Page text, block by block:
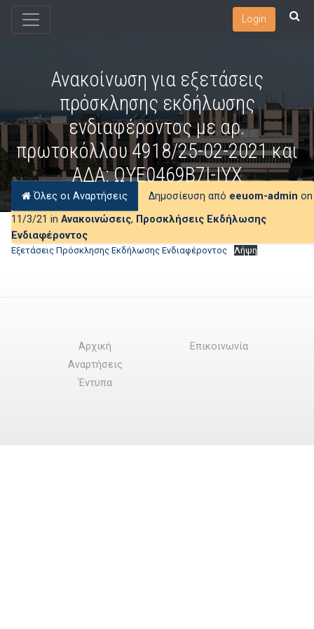
Login
Ανακοίνωση για εξετάσεις
πρόσκλησης εκδήλωσης
ενδιαφέροντος με αρ.
πρωτοκόλλου 4918/25-02-2021 και
ΑΔΑ: ΩΥΕ0469Β7Ι-ΙΥΧ
Όλες οι Αναρτήσεις Δημοσίευση από eeuom-admin on
11/3/21 in Ανακοινώσεις, Προσκλήσεις Εκδήλωσης
Ενδιαφέροντος
Εξετάσεις Πρόσκλησης Εκδήλωσης Ενδιαφέροντος Λήψη
Αρχική
Αναρτήσεις
Έντυπα
Επικοινωνία